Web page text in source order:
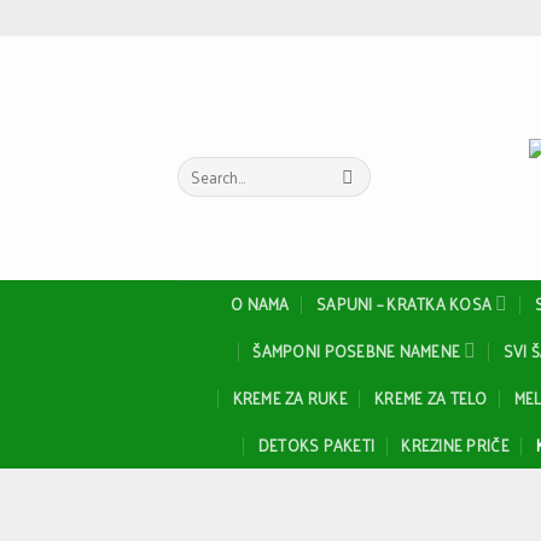
Search
for:
O NAMA SAPUNI – KRATKA KOSA
ŠAMPONI POSEBNE NAMENE
SVI
KREME ZA RUKE
KREME ZA TELO
DETOKS PAKETI
KREZINE PRIČE